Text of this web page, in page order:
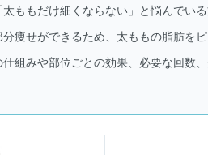
ももだけ細くならない」と悩んでい
痩せができるため、太ももの脂肪を
組みや部位ごとの効果、必要な回数